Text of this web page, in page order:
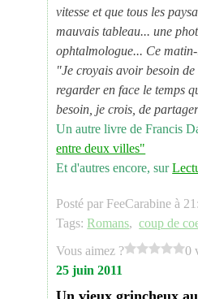
vitesse et que tous les
mauvais tableau... une
ophtalmologue... Ce
"Je croyais avoir besoin
regarder en face le temps
besoin, je crois, de
Un autre livre de Francis
entre deux villes"
Et d'autres encore, sur
Posté par FeeCarabine à
Tags:Romans,coup de
Vous aimez ?
0
25 juin 2011
Un vieux grincheux